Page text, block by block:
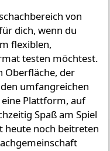
von
dich, wenn du
flexiblen,
testen möchtest.
Oberfläche, der
umfangreichen
Plattform, auf
Spaß am Spiel
heute noch beitreten